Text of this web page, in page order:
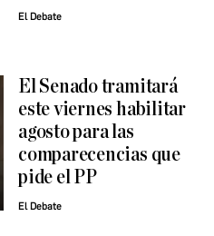
El Debate
El Senado tramitará
este viernes habilitar
agosto para las
comparecencias que
pide el PP
El Debate